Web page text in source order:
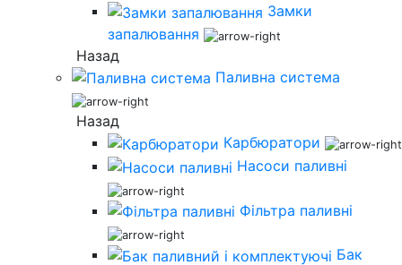
Замки
запалювання
Назад
Паливна система
Назад
Карбюратори
Насоси паливні
Фільтра паливні
Бак